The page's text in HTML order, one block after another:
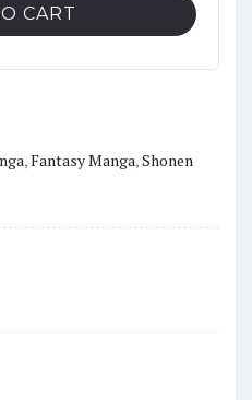
CART
,Fantasy Manga,Shonen